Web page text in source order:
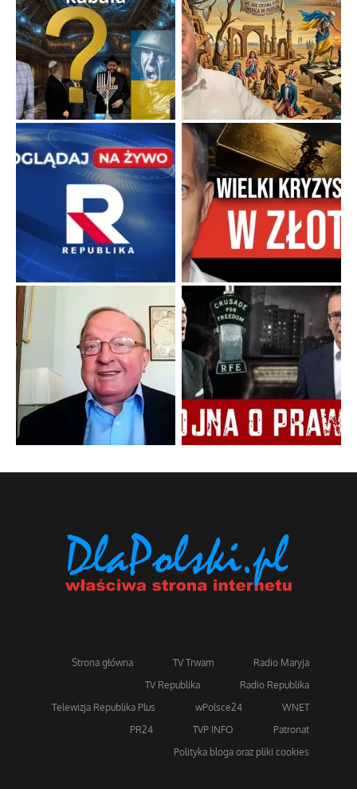
Strona główna TV Trwam
Radio Maryja
TV Republika
Radio Republika
Telewizja Republika Plus
wPolsce24
WNET
PR24
TVP INFO
Patronat
Polityka bloga oraz pliki cookies